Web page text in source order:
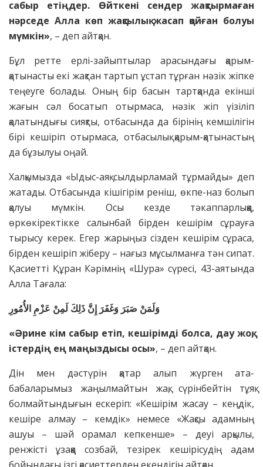
сабыр етіңдер. Өйткені сендер жақтырмаған
нәрседе Алла көп жақсылық жасап қойған болуы
мүмкін», – деп айтқан.
Бұл ретте ерлі-зайыптылар арасындағы қарым-
қатынасты екі жақтан тартып ұстап тұрған нәзік жіпке
теңеуге болады. Оның бір басын тартқанда екінші
жағын сәл босатып отырмаса, нәзік жіп үізіліп
қалатындығы сияқты, отбасында да бірінің кемшілігін
бірі кешіріп отырмаса, отбасылық қарым-қатынастың
да бұзылуы оңай.
Халқымызда «Ыдыс-аяқ сылдырламай тұрмайды» деп
жатады. Отбасында кішігірім реніш, өкпе-наз болып
қалуы мүмкін. Осы кезде тәкаппарлыққа,
өркөкіректікке салынбай бірден кешірім сұрауға
тырысу керек. Егер жарыңыз сізден кешірім сұраса,
бірден кешіріп жіберу – нағыз мұсылманға тән сипат.
Қасиетті Құран Кәрімнің «Шура» сүресі, 43-аятында
Алла Тағала:
وَلَمَنْ صَبَرَ وَغَفَرَ إِنَّ ذَلِكَ لَمِنْ عَزْمِ الأُمُورِ
«Әрине кім сабыр етіп, кешірімді болса, дау жоқ,
істердің ең маңыздысы осы», – деп айтқан.
Дін мен дәстүрін қатар алып жүрген ата-
бабаларымыз жаңылмайтын жақ, сүрінбейтін тұяқ
болмайтындығын ескеріп: «Кешірім жасау – кеңдік,
кешіре алмау – кемдік» немесе «Жақсы адамның
ашуы – шәй орамал кепкенше» – деуі арқылы,
ренжісті ұзаққа созбай, тезірек кешірісудің адам